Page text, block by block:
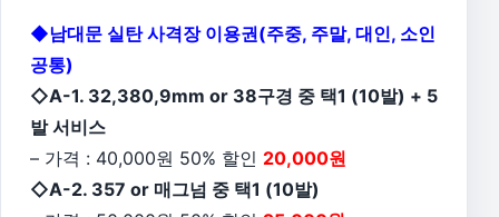
◆남대문 실탄 사격장 이용권(주중, 주말, 대인, 소인
공통)
◇A-1. 32,380,9mm or 38구경 중 택1 (10발) + 5
발 서비스
– 가격 : 40,000원 50% 할인 20,000원
◇A-2. 357 or 매그넘 중 택1 (10발)